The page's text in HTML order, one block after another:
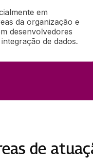
em
da organização e
desenvolvedores
de dados.
de